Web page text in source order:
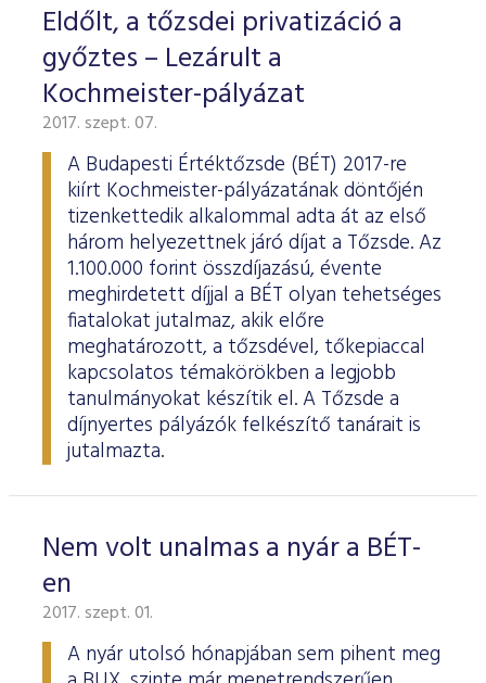
Eldőlt, a tőzsdei privatizáció a
győztes – Lezárult a
Kochmeister-pályázat
2017. szept. 07.
A Budapesti Értéktőzsde (BÉT) 2017-re
kiírt Kochmeister-pályázatának döntőjén
tizenkettedik alkalommal adta át az első
három helyezettnek járó díjat a Tőzsde. Az
1.100.000 forint összdíjazású, évente
meghirdetett díjjal a BÉT olyan tehetséges
fiatalokat jutalmaz, akik előre
meghatározott, a tőzsdével, tőkepiaccal
kapcsolatos témakörökben a legjobb
tanulmányokat készítik el. A Tőzsde a
díjnyertes pályázók felkészítő tanárait is
jutalmazta.
Nem volt unalmas a nyár a BÉT-
en
2017. szept. 01.
A nyár utolsó hónapjában sem pihent meg